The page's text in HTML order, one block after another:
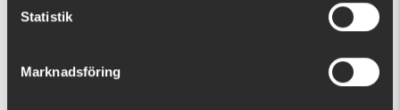
Statistik
Marknadsföring